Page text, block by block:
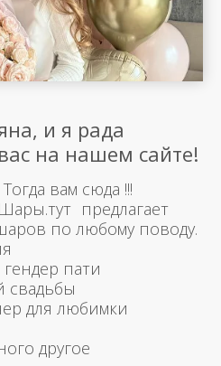
и я рада
на нашем сайте!
вам сюда !!!
предлагает
по любому поводу.
пати
для любимки
другое